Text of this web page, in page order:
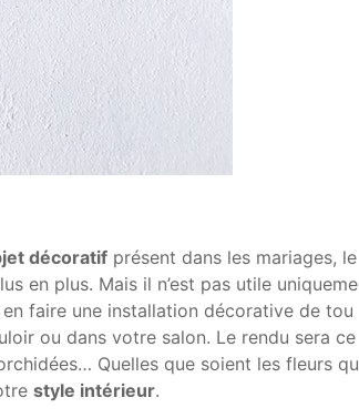
décoratif présent dans les mariages, le
en plus. Mais il n’est pas utile uniqueme
faire une installation décorative de tou
ou dans votre salon. Le rendu sera ce
Quelles que soient les fleurs qu
style intérieur.